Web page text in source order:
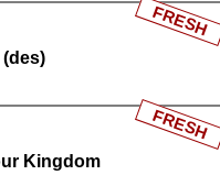
(des)
FRESH
Kingdom
FRESH